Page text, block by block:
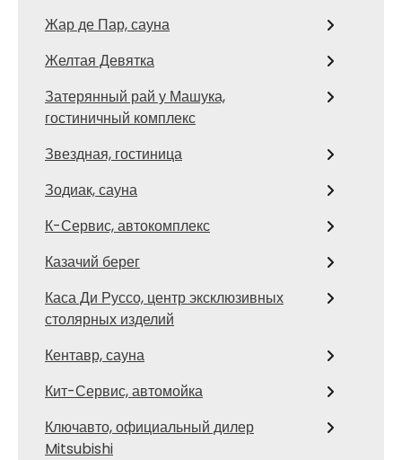
Жар де Пар, сауна
Желтая Девятка
Затерянный рай у Машука,
гостиничный комплекс
Звездная, гостиница
Зодиак, сауна
К-Сервис, автокомплекс
Казачий берег
Каса Ди Руссо, центр эксклюзивных
столярных изделий
Кентавр, сауна
Кит-Сервис, автомойка
Ключавто, официальный дилер
Mitsubishi